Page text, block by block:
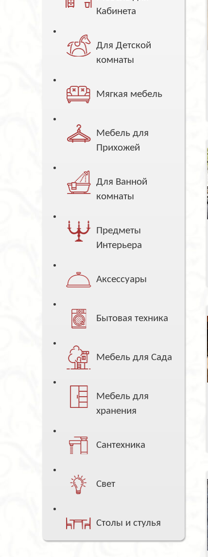
Кабинета
Для Детской
комнаты
Мягкая мебель
Мебель для
Прихожей
Для Ванной
комнаты
Предметы
Интерьера
Аксессуары
Бытовая техника
Мебель для Сада
Мебель для
хранения
Сантехника
Свет
Столы и стулья